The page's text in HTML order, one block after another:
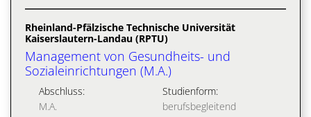
Rheinland-Pfälzische Technische Universität
Kaiserslautern-Landau (RPTU)
Management von Gesundheits- und
Sozialeinrichtungen (M.A.)
Abschluss:
M.A.
Studienform:
berufsbegleitend